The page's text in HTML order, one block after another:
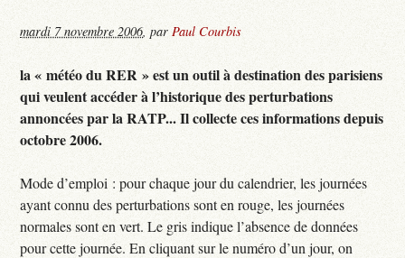
mardi 7 novembre 2006,parPaul Courbis
la « météo du RER » est un outil à destination des parisiens
qui veulent accéder à l’historique des perturbations
annoncées par la RATP... Il collecte ces informations depuis
octobre 2006.
Mode d’emploi : pour chaque jour du calendrier, les journées
ayant connu des perturbations sont en rouge, les journées
normales sont en vert. Le gris indique l’absence de données
pour cette journée. En cliquant sur le numéro d’un jour, on